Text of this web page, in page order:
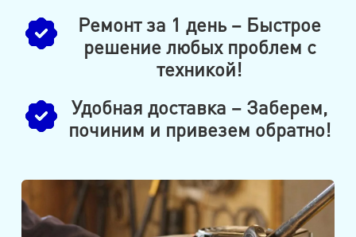
Ремонт за 1 день – Быстрое
решение любых проблем с
техникой!
Удобная доставка – Заберем,
починим и привезем обратно!